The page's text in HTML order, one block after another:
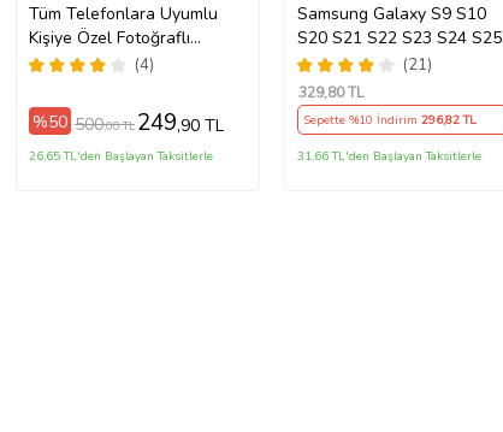
Tüm Telefonlara Uyumlu
Kişiye Özel Fotoğraflı
Telefon Kılıfı Modeller
(4)
%50 500,00 TL 249,90 TL
26,65 TL'den Başlayan Taksitlerle
Samsung Galaxy S9 S10
S20 S21 S22 S23 S24 S25
S26 FE Plus Ultra Kılıf Kişiye
Özel Resimli Fotoğraflı
Silikon
(21)
329,80 TL
Sepette %10 İndirim 296,82 TL
31,66 TL'den Başlayan Taksitlerle